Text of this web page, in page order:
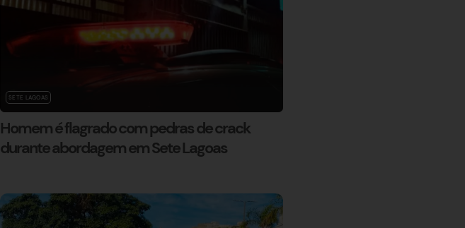
SETE LAGOAS
Homem é flagrado com pedras de crack
durante abordagem em Sete Lagoas